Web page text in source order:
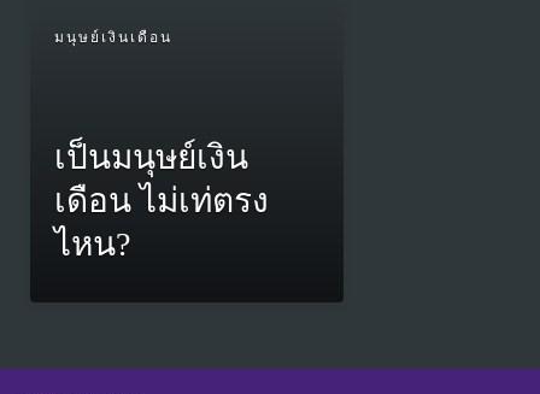
มนุษย์เงินเดือน
เป็นมนุษย์เงิน
เดือน ไม่เท่ตรง
ไหน?